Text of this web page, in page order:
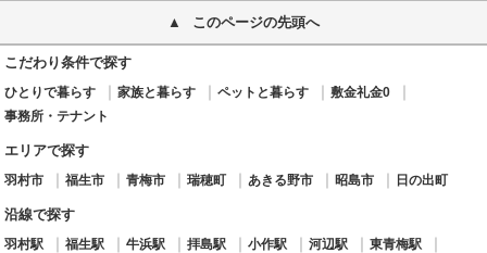
このページの先頭へ
こだわり条件で探す
ひとりで暮らす 家族と暮らす ペットと暮らす
敷金礼金0
事務所・テナント
エリアで探す
羽村市 福生市 青梅市 瑞穂町 あきる野市 昭島市 日の出町
沿線で探す
羽村駅 福生駅 牛浜駅 拝島駅 小作駅 河辺駅
東青梅駅